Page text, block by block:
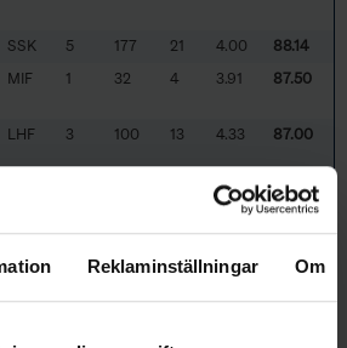
Reklaminställningar Om
SSK 5 177 21 4.00
88.14
MIF 1 32 4 3.91 87.50
LHF 3 100 13 4.33 87.00
4.58 86.57
MIF 1 29 5 5.25 82.76